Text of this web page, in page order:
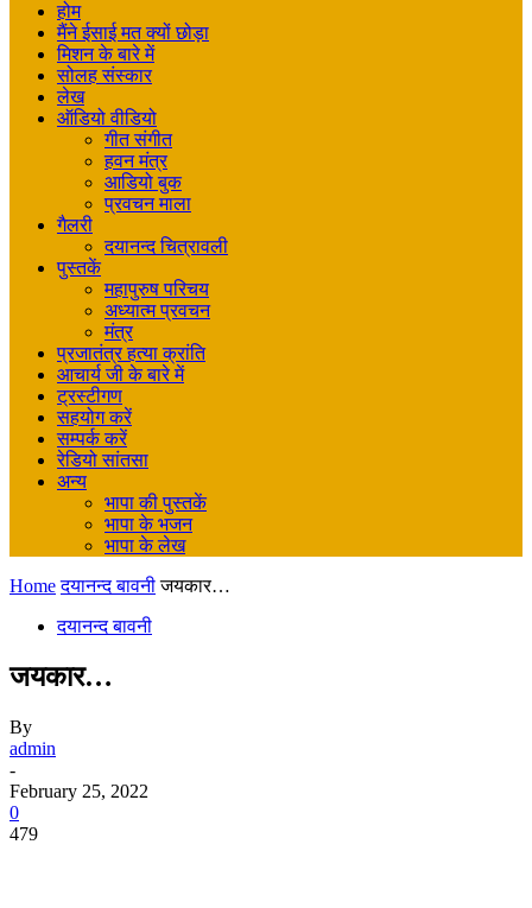
होम
मैंने ईसाई मत क्यों छोड़ा
मिशन के बारे में
सोलह संस्कार
लेख
ऑडियो वीडियो
गीत संगीत
हवन मंत्र
आडियो बुक
प्रवचन माला
गैलरी
दयानन्द चित्रावली
पुस्तकें
महापुरुष परिचय
अध्यात्म प्रवचन
मंत्र
प्रजातंत्र हत्या क्रांति
आचार्य जी के बारे में
ट्रस्टीगण
सहयोग करें
सम्पर्क करें
रेडियो सांतसा
अन्य
भापा की पुस्तकें
भापा के भजन
भापा के लेख
Home दयानन्द बावनी जयकार…
दयानन्द बावनी
जयकार…
By
admin
-
February 25, 2022
0
479